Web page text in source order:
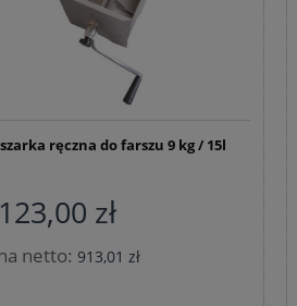
ręczna do farszu 9 kg / 15l
zł
netto: 913,01 zł